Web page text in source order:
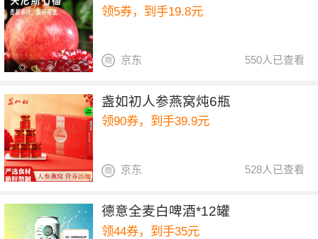
领5券，到手19.8元
550人已查看
京东
盏如初人参燕窝炖6瓶
领90券，到手39.9元
528人已查看
京东
德意全麦白啤酒*12罐
领44券，到手35元